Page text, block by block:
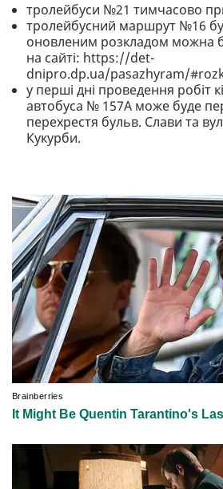
тролейбуси №21 тимчасово
тролейбусний маршрут №16
оновленим розкладом можна
на сайті: https://det-
dnipro.dp.ua/pasazhyram/
у перші дні проведення робіт
автобуса № 157А може буде
перехрестя бульв. Слави та
Кукурби.